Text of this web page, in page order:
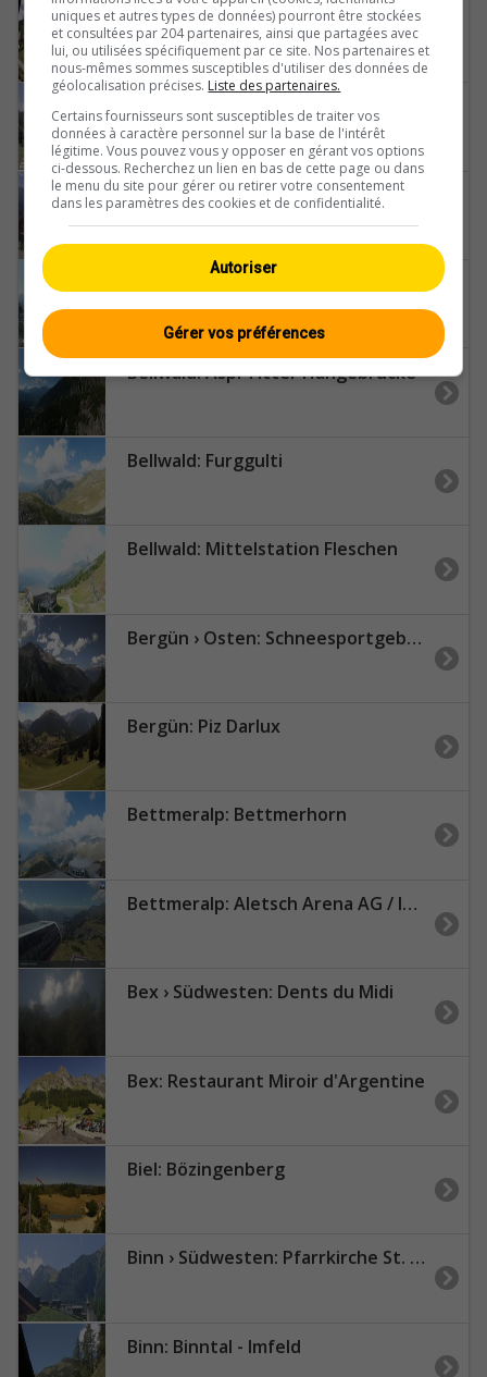
Belalp › Südosten: Blatten bei Naters - Blindtäli
Bellinzona: Mornera
Bellwald › Westen: Bellwald Tourismus - Richinen
Bellwald: Aspi Titter Hängebrücke
Bellwald: Furggulti
Bellwald: Mittelstation Fleschen
Bergün › Osten: Schneesportgebiet Darlux
Bergün: Piz Darlux
Bettmeralp: Bettmerhorn
Bettmeralp: Aletsch Arena AG / Infocenter Riederalp
Bex › Südwesten: Dents du Midi
Bex: Restaurant Miroir d'Argentine
Biel: Bözingenberg
Binn › Südwesten: Pfarrkirche St. Michael, Binn
Binn: Binntal - Imfeld
uniques et autres types de données) pourront être stockées
et consultées par 204 partenaires, ainsi que partagées avec
lui, ou utilisées spécifiquement par ce site. Nos partenaires et
nous-mêmes sommes susceptibles d'utiliser des données de
géolocalisation précises. Liste des partenaires.
Certains fournisseurs sont susceptibles de traiter vos
données à caractère personnel sur la base de l'intérêt
légitime. Vous pouvez vous y opposer en gérant vos options
ci-dessous. Recherchez un lien en bas de cette page ou dans
le menu du site pour gérer ou retirer votre consentement
dans les paramètres des cookies et de confidentialité.
Autoriser
Gérer vos préférences